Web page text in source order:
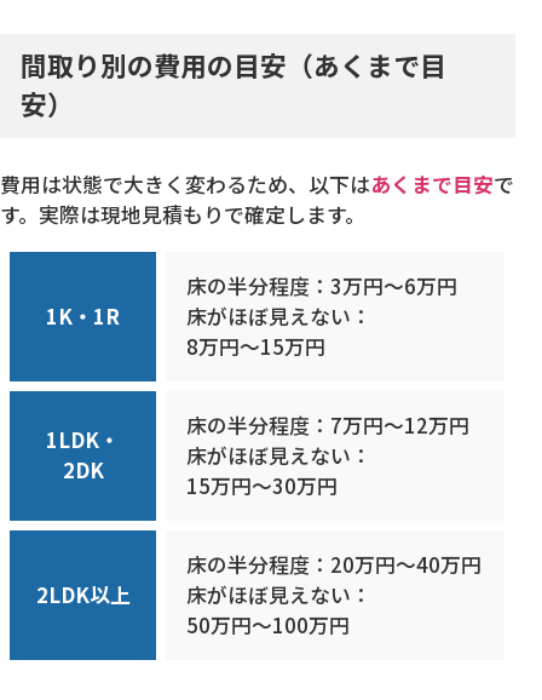
間取り別の費用の目安（あくまで目
安）
費用は状態で大きく変わるため、以下はあくまで目安で
す。実際は現地見積もりで確定します。
1K・1R
床の半分程度：3万円〜6万円
床がほぼ見えない：
8万円〜15万円
1LDK・
2DK
床の半分程度：7万円〜12万円
床がほぼ見えない：
15万円〜30万円
2LDK以上
床の半分程度：20万円〜40万円
床がほぼ見えない：
50万円〜100万円